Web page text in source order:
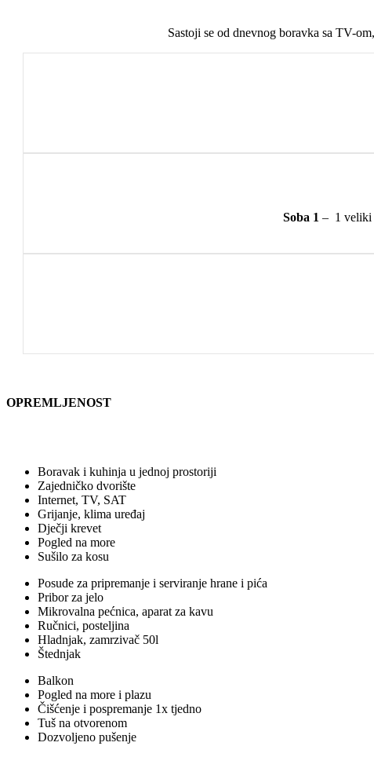
Sastoji se od dnevnog boravka sa TV-
Soba 1 – 1 veliki
OPREMLJENOST
Boravak i kuhinja u jednoj prostoriji
Zajedničko dvorište
Internet, TV, SAT
Grijanje, klima uređaj
Dječji krevet
Pogled na more
Sušilo za kosu
Posude za pripremanje i serviranje hrane i pića
Pribor za jelo
Mikrovalna pećnica, aparat za kavu
Ručnici, posteljina
Hladnjak, zamrzivač 50l
Štednjak
Balkon
Pogled na more i plazu
Čišćenje i pospremanje 1x tjedno
Tuš na otvorenom
Dozvoljeno pušenje